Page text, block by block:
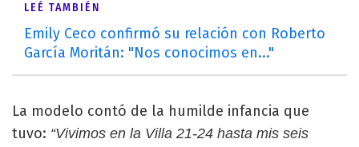
LEÉ TAMBIÉN
Emily Ceco confirmó su relación con Roberto
García Moritán: "Nos conocimos en..."
La modelo contó de la humilde infancia que
tuvo: “Vivimos en la Villa 21-24 hasta mis seis